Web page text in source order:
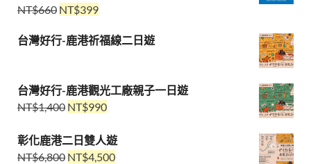
NT$660 NT$399
台灣好行-鹿港祈福線二日遊
台灣好行-鹿港觀光工廠親子一日遊
NT$1,400 NT$990
彰化鹿港二日雙人遊
NT$6,800 NT$4,500